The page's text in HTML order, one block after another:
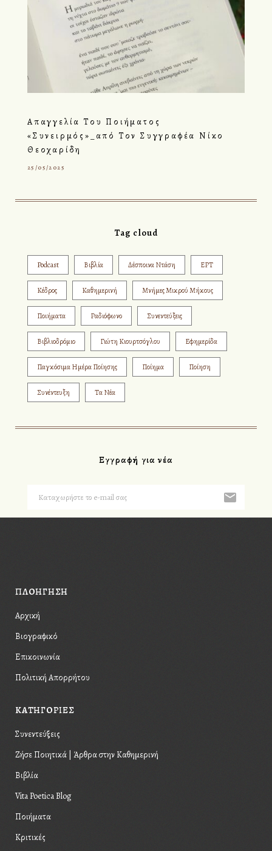
Απαγγελία Του Ποιήματος
«Συνειρμός»_από Τον Συγγραφέα Νίκο
Θεοχαρίδη
25/05/2025
Tag cloud
Podcast Βιβλία Δέσποινα Ντάση ΕΡΤ
Κέδρος Καθημερινή Μνήμες Μικρού Μήκους
Ποιήματα Ραδιόφωνο Συνεντεύξεις
Βιβλιοδρόμιο Γιώτη Κιουρτσόγλου Εφημερίδα
Παγκόσιμα Ημέρα Ποίησης Ποίημα Ποίηση
Συνέντευξη Τα Νέα
Εγγραφή για νέα
ΠΛΟΗΓΗΣΗ
Αρχική
Βιογραφικό
Επικοινωνία
Πολιτική Απορρήτου
KΑΤΗΓΟΡΙΕΣ
Συνεντεύξεις
Ζήσε Ποιητικά | Άρθρα στην Καθημερινή
Βιβλία
Vita Poetica Blog
Ποιήματα
Κριτικές